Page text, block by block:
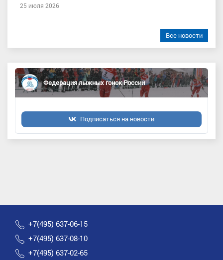
25 июля 2026
Все новости
Федерация лыжных гонок России
Подписаться на новости
+7(495) 637-06-15
+7(495) 637-08-10
+7(495) 637-02-65